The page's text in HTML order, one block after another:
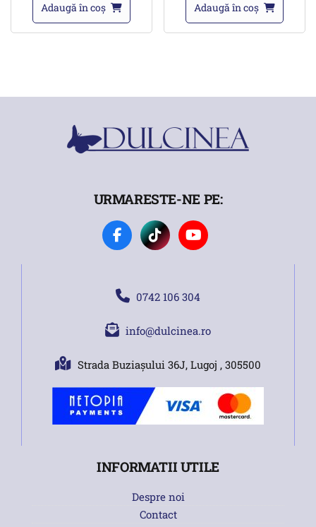
Adaugă în coș Adaugă în coș
URMARESTE-NE PE:
0742 106 304
info@dulcinea.ro
Strada Buziașului 36J, Lugoj , 305500
INFORMATII UTILE
Despre noi
Contact